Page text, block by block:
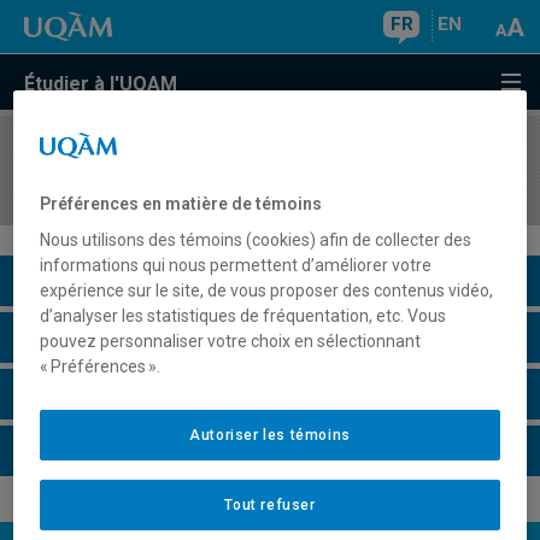
FR EN
Étudier à l'UQAM
COURS//
Description du cours
Horaire - Été 2026
Préférences en matière de témoins
Nous utilisons des témoins (cookies) afin de collecter des
informations qui nous permettent d’améliorer votre
expérience sur le site, de vous proposer des contenus vidéo,
d’analyser les statistiques de fréquentation, etc. Vous
pouvez personnaliser votre choix en sélectionnant
« Préférences ».
Tout refuser
Autoriser les témoins